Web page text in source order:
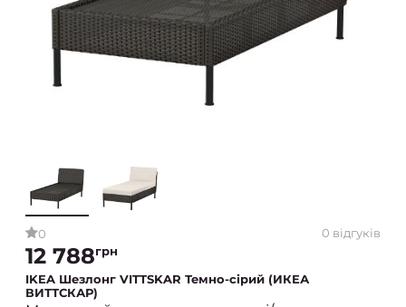
0 0 відгуків
12 788грн
IKEA Шезлонг VITTSKAR Темно-сірий (ИКЕА
ВИТТСКАР)